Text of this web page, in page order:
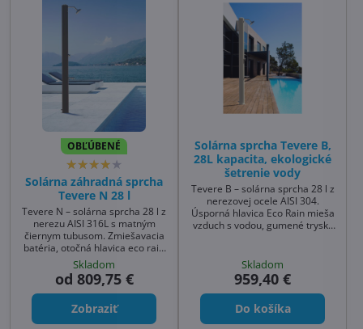
OBĽÚBENÉ
Solárna záhradná sprcha
Tevere N 28 l
Tevere N – solárna sprcha 28 l z
nerezu AISI 316L s matným
čiernym tubusom. Zmiešavacia
batéria, otočná hlavica eco rain
s mäkkými antikalk tryskami a
nádobka na mydlo. Kompaktná
záhradná sprcha solárna k
bazénu aj na terasu. Základná
čierna: 790 €, farby na
objednávku +250 € (~14 dní).
Skladom
od 809,75 €
Zobraziť
Solárna sprcha Tevere B,
28L kapacita, ekologické
šetrenie vody
Tevere B – solárna sprcha 28 l z
nerezovej ocele AISI 304.
Úsporná hlavica Eco Rain mieša
vzduch s vodou, gumené trysky
montáž – ideálna sprcha k
bazénu a solárna sprcha do
záhrady.
Skladom
959,40 €
Do košíka